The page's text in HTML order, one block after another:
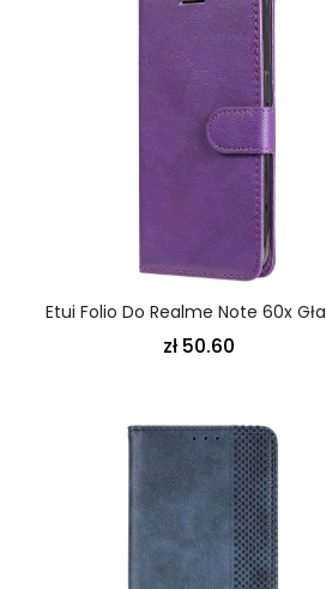
zł 50.60